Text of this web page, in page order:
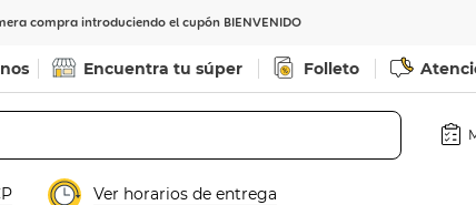
compra introduciendo el cupón BIENVENIDO
Encuentra tu súper Folleto
Ver horarios de entrega